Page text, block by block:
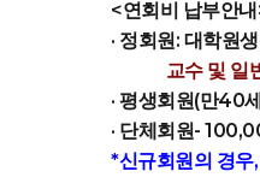
<연회비 납부안
· 정회원: 대학원
교수 및 일반
· 평생회원(만40
· 단체회원-
*신규회원의 경우